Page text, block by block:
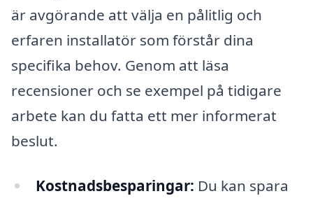
är avgörande att välja en pålitlig och
erfaren installatör som förstår dina
specifika behov. Genom att läsa
recensioner och se exempel på tidigare
arbete kan du fatta ett mer informerat
beslut.
Kostnadsbesparingar: Du kan spara